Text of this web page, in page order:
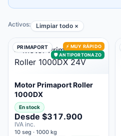
Activos: Limpiar todo ×
⚡ MUY RÁPIDO
🛡️ ANTIPORTONAZO
PRIMAPORT
Motor Primaport Roller
1000DX
En stock
Desde $317.900
IVA inc.
10 seg · 1000 kg